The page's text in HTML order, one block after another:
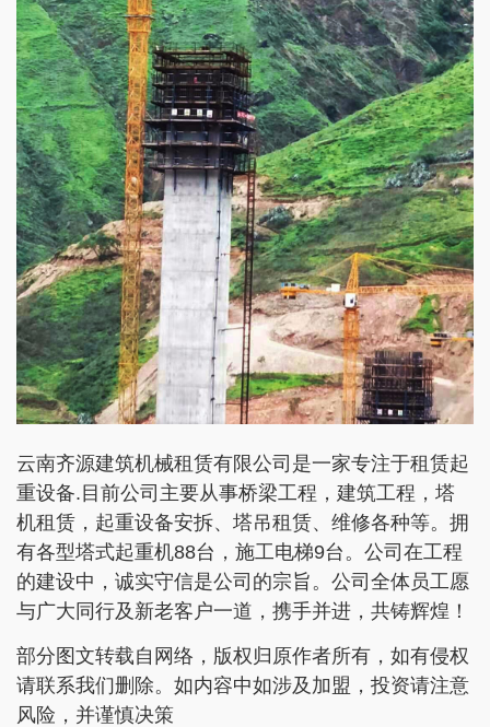
云南齐源建筑机械租赁有限公司是一家专注于租赁起
重设备.目前公司主要从事桥梁工程，建筑工程，塔
机租赁，起重设备安拆、塔吊租赁、维修各种等。拥
有各型塔式起重机88台，施工电梯9台。公司在工程
的建设中，诚实守信是公司的宗旨。公司全体员工愿
与广大同行及新老客户一道，携手并进，共铸辉煌！
部分图文转载自网络，版权归原作者所有，如有侵权
请联系我们删除。如内容中如涉及加盟，投资请注意
风险，并谨慎决策